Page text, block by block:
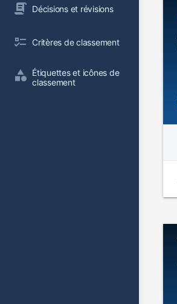
Décisions et révisions
Critères de classement
Étiquettes et icônes de
classement